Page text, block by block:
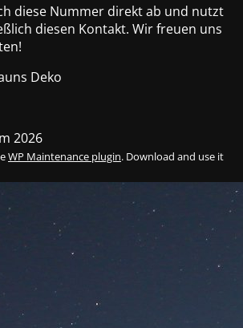
diese Nummer direkt ab und nutzt
diesen Kontakt. Wir freuen uns
Deko
2026
WP Maintenance plugin. Download and use it